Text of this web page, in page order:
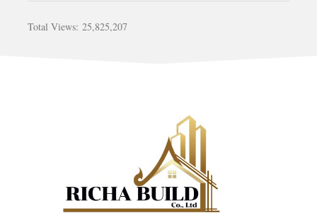
Total Views: 25,825,207